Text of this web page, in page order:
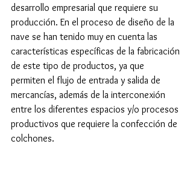
desarrollo empresarial que requiere su
producción. En el proceso de diseño de la
nave se han tenido muy en cuenta las
características específicas de la fabricación
de este tipo de productos, ya que
permiten el flujo de entrada y salida de
mercancías, además de la interconexión
entre los diferentes espacios y/o procesos
productivos que requiere la confección de
colchones.